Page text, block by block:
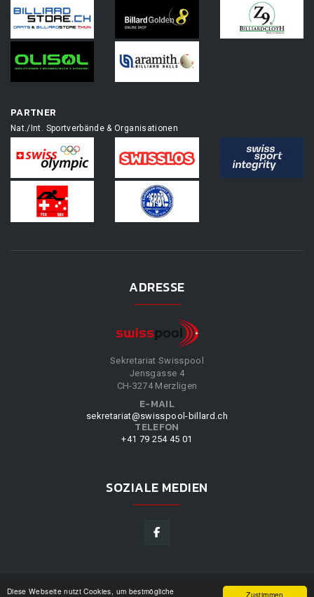
Zustimmen
Diese Webseite nutzt Cookies, um bestmögliche
PARTNER
Nat./Int. Sportverbände & Organisationen
ADRESSE
Sekretariat Swisspool
Jensgasse 4
CH-3274 Merzligen
E-MAIL
sekretariat@swisspool-billard.ch
TELEFON
+41 79 254 45 01
SOZIALE MEDIEN
SWISSPOOL©2026|DESIGN BY UNSERE